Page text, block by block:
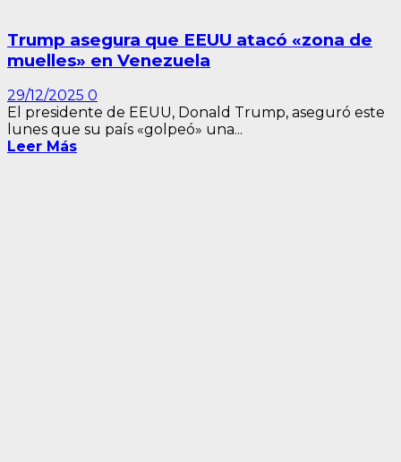
Trump asegura que EEUU atacó «zona de
muelles» en Venezuela
29/12/2025 0
El presidente de EEUU, Donald Trump, aseguró este
lunes que su país «golpeó» una...
Leer Más